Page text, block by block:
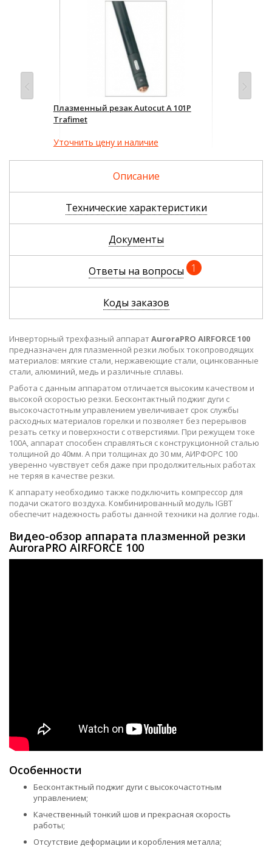
Плазменный резак Autocut A 101P
Trafimet
Уточнить цену и наличие
Описание
Технические характеристики
Документы
Ответы на вопросы 1
Коды заказов
Инверторный трехфазный аппаратAuroraPRO AIRFORCE 100
предназначен для плазменной резки любых токопроводящих
материалов: мягкие стали, нержавеющие стали, оцинкованные
стали, алюминий, медь и различные сплавы.
Работа с данным аппаратом отличается высоким качеством и
высокой скоростью резки. Бесконтактный поджиг дуги с
высокочастотным управлением увеличивает срок службы
расходных материалов горелки и позволяет без перерывов
резать сетку и поверхности с отверстиями. При режущем токе
100А, аппарат способен справляться с конструкционной сталью
толщиной до 40мм. А при толщинах до 30 мм, АИРФОРС 100
уверенно чувствует себя даже при продолжительных работах
не теряя в качестве резки.
К аппарату необходимо также подключить компрессор для
подачи сжатого воздуха. Комбинированный модуль IGBT
обеспечит надежность работы данной техники на долгие годы.
Видео-обзор аппарата плазменной резки
AuroraPRO AIRFORCE 100
Особенности
Бесконтактный поджиг дуги с высокочастотным
управлением;
Качественный тонкий шов и прекрасная скорость
работы;
Отсутствие деформации и коробления металла;